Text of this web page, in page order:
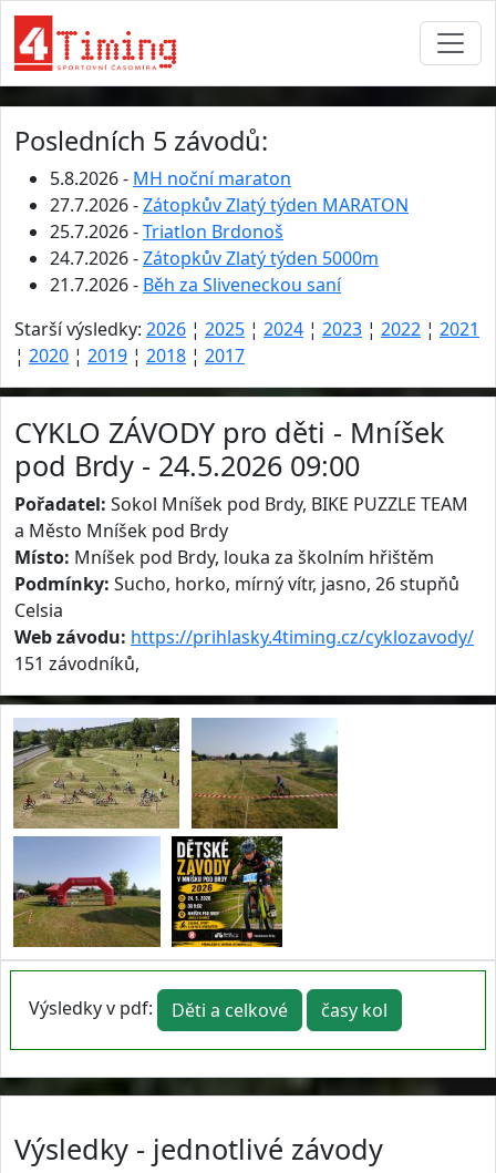
Posledních 5 závodů:
5.8.2026 - MH noční maraton
27.7.2026 -Zátopkův Zlatý týden MARATON
25.7.2026 -Triatlon Brdonoš
24.7.2026 -Zátopkův Zlatý týden 5000m
21.7.2026 - Běh za Sliveneckou saní
Starší výsledky: 2026 ¦ 2025 ¦ 2024 ¦ 2023 ¦ 2022 ¦ 2021
¦ 2020 ¦ 2019 ¦ 2018 ¦ 2017
CYKLO ZÁVODY pro děti - Mníšek
pod Brdy - 24.5.2026 09:00
Pořadatel: Sokol Mníšek pod Brdy, BIKE PUZZLE TEAM
a Město Mníšek pod Brdy
Místo: Mníšek pod Brdy, louka za školním hřištěm
Podmínky: Sucho, horko, mírný vítr, jasno, 26 stupňů
Celsia
Web závodu: https://prihlasky.4timing.cz/cyklozavody/
151 závodníků,
Výsledky v pdf: Děti a celkové časy kol
Výsledky - jednotlivé závody